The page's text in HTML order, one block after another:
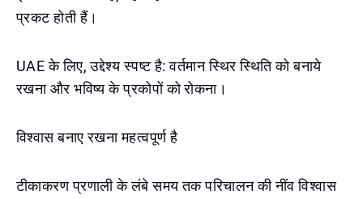
प्रकट होती हैं।
UAE के लिए, उद्देश्य स्पष्ट है: वर्तमान स्थिर स्थिति को बनाये
रखना और भविष्य के प्रकोपों को रोकना।
विश्वास बनाए रखना महत्वपूर्ण है
टीकाकरण प्रणाली के लंबे समय तक परिचालन की नींव विश्वास